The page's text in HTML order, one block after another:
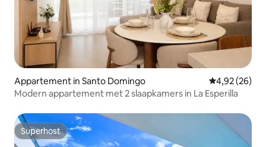
Appartement in Santo Domingo Gemiddelde
4,92 (26)
Modern appartement met 2 slaapkamers in La Esperilla
Superhost
Superhost